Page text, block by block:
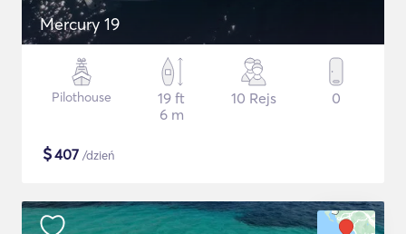
Mercury 19
Pilothouse
19 ft
6 m
10 Rejs 0
$407 /dzień